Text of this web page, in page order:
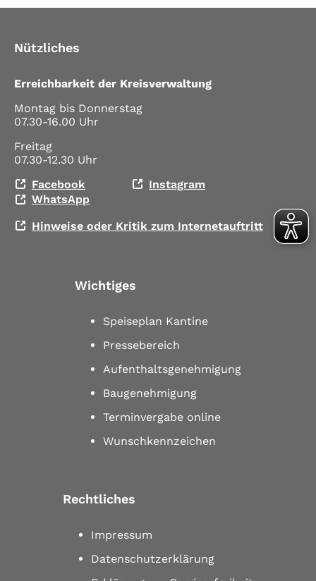
Nützliches
Erreichbarkeit der Kreisverwaltung
Montag bis Donnerstag
07.30-16.00 Uhr
Freitag
07.30-12.30 Uhr
Facebook
Instagram
WhatsApp
Hinweise oder Kritik zum Internetauftritt
Wichtiges
Speiseplan Kantine
Pressebereich
Aufenthaltsgenehmigung
Baugenehmigung
Terminvergabe online
Wunschkennzeichen
Rechtliches
Impressum
Datenschutzerklärung